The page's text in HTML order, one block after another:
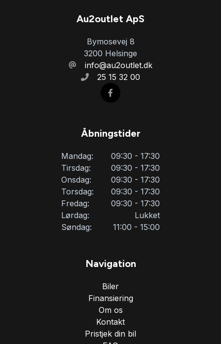
Au2outlet ApS
Bymosevej 8
3200 Helsinge
info@au2outlet.dk
25 15 32 00
Åbningstider
Mandag:
09:30 - 17:30
Tirsdag:
09:30 - 17:30
Onsdag:
09:30 - 17:30
Torsdag:
09:30 - 17:30
Fredag:
09:30 - 17:30
Lørdag:
Lukket
Søndag:
11:00 - 15:00
Navigation
Biler
Finansiering
Om os
Kontakt
Pristjek din bil